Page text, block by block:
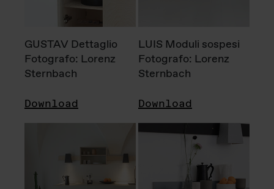
GUSTAV Dettaglio
Fotografo: Lorenz
Sternbach
Download
LUIS Moduli sospesi
Fotografo: Lorenz
Sternbach
Download